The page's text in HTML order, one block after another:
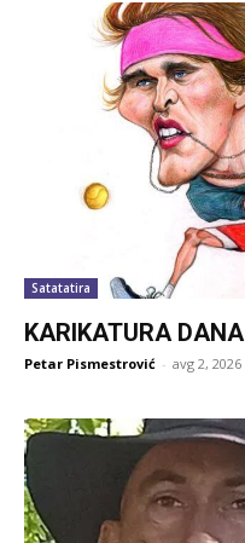
Satatatira
KARIKATURA DANA
Petar Pismestrović - avg 2, 2026